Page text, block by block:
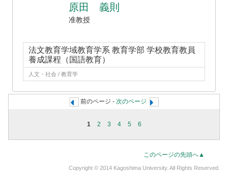
原田 義則
准教授
法文教育学域教育学系 教育学部 学校教育教員
養成課程（国語教育）
人文・社会 / 教育学
前のページ - 次のページ
1 2 3 4 5 6
このページの先頭へ▲
Copyright © 2014 Kagoshima University. All Rights Reserved.